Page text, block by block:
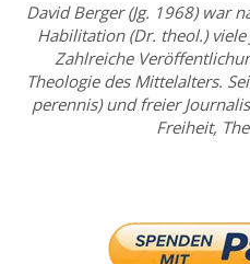
David Berger (Jg. 1968) war
Habilitation (Dr. theol.)
Zahlreiche
Theologie des Mittelalters.
perennis) und freier
Freiheit,